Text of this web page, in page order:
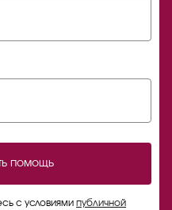
помощь
с условиями публичной